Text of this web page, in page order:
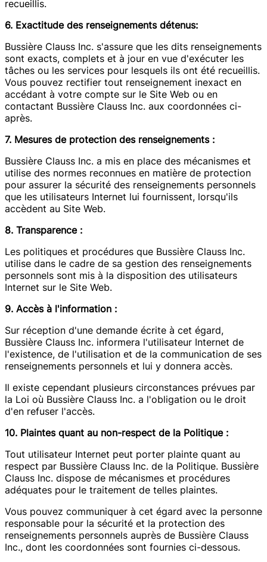
recueillis.
6. Exactitude des renseignements détenus:
Bussière Clauss Inc. s'assure que les dits renseignements
sont exacts, complets et à jour en vue d'exécuter les
tâches ou les services pour lesquels ils ont été recueillis.
Vous pouvez rectifier tout renseignement inexact en
accédant à votre compte sur le Site Web ou en
contactant Bussière Clauss Inc. aux coordonnées ci-
après.
7. Mesures de protection des renseignements :
Bussière Clauss Inc. a mis en place des mécanismes et
utilise des normes reconnues en matière de protection
pour assurer la sécurité des renseignements personnels
que les utilisateurs Internet lui fournissent, lorsqu'ils
accèdent au Site Web.
8. Transparence :
Les politiques et procédures que Bussière Clauss Inc.
utilise dans le cadre de sa gestion des renseignements
personnels sont mis à la disposition des utilisateurs
Internet sur le Site Web.
9. Accès à l'information :
Sur réception d'une demande écrite à cet égard,
Bussière Clauss Inc. informera l'utilisateur Internet de
l'existence, de l'utilisation et de la communication de ses
renseignements personnels et lui y donnera accès.
Il existe cependant plusieurs circonstances prévues par
la Loi où Bussière Clauss Inc. a l'obligation ou le droit
d'en refuser l'accès.
10. Plaintes quant au non-respect de la Politique :
Tout utilisateur Internet peut porter plainte quant au
respect par Bussière Clauss Inc. de la Politique. Bussière
Clauss Inc. dispose de mécanismes et procédures
adéquates pour le traitement de telles plaintes.
Vous pouvez communiquer à cet égard avec la personne
responsable pour la sécurité et la protection des
renseignements personnels auprès de Bussière Clauss
Inc., dont les coordonnées sont fournies ci-dessous.